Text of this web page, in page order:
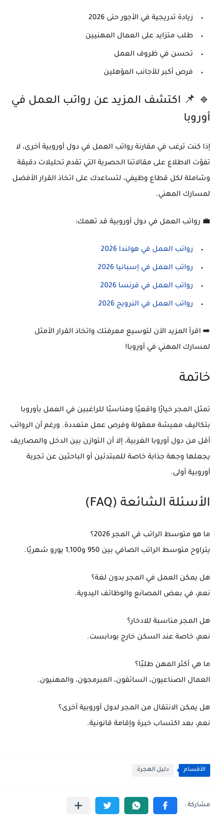
زيادة تدريجية في الأجور حتى 2026
طلب متزايد على العمال المهنيين
تحسن في ظروف العمل
فرص أكبر للأجانب المؤهلين
🔹 📌 اكتشف المزيد عن رواتب العمل في
أوروبا
إذا كنت ترغب في مقارنة رواتب العمل في دول أوروبية أخرى، لا
تفوّت الاطلاع على مقالاتنا الحصرية التي تقدم تحليلات دقيقة
وشاملة لكل قطاع وظيفي، لتساعدك على اتخاذ القرار الأفضل
لمسارك المهني.
💼 رواتب العمل في دول أوروبية قد تهمك:
رواتب العمل في هولندا 2026
رواتب العمل في إسبانيا 2026
رواتب العمل في فرنسا 2026
رواتب العمل في النرويج 2026
➡️ اقرأ المزيد الآن لتوسيع معرفتك واتخاذ القرار الأمثل
لمسارك المهني في أوروبا!
خاتمة
تمثل المجر خيارًا واقعيًا ومناسبًا للراغبين في العمل بأوروبا
بتكاليف معيشة معقولة وفرص عمل متعددة. ورغم أن الرواتب
أقل من دول أوروبا الغربية، إلا أن التوازن بين الدخل والمصاريف
يجعلها وجهة جذابة خاصة للمبتدئين أو الباحثين عن تجربة
أوروبية أولى.
الأسئلة الشائعة (FAQ)
ما هو متوسط الراتب في المجر 2026؟
يتراوح متوسط الراتب الصافي بين 950 و1,100 يورو شهريًا.
هل يمكن العمل في المجر بدون لغة؟
نعم، في بعض المصانع والوظائف اليدوية.
هل المجر مناسبة للادخار؟
نعم، خاصة عند السكن خارج بودابست.
ما هي أكثر المهن طلبًا؟
العمال الصناعيون، السائقون، المبرمجون، والمهنيون.
هل يمكن الانتقال من المجر لدول أوروبية أخرى؟
نعم، بعد اكتساب خبرة وإقامة قانونية.
الأقسام دليل الهجرة